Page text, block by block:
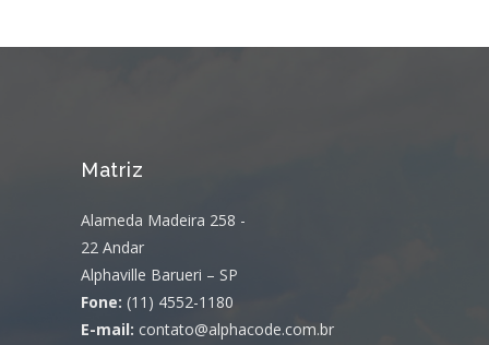
Matriz
Alameda Madeira 258 -
22 Andar
Alphaville Barueri – SP
Fone: (11) 4552-1180
E-mail: contato@alphacode.com.br